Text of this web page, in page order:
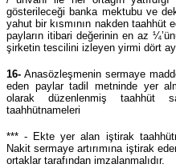
gösterileceği banka mektubu ve
yahut bir kısmının nakden taahhüt
payların itibari değerinin en az
şirketin tescilini izleyen yirmi dört
16- Anasözleşmenin sermaye
eden paylar tadil metninde yer
olarak düzenlenmiş taahhüt
taahhütnameleri
*** - Ekte yer alan iştirak
Nakit sermaye artırımına iştirak
ortaklar tarafından imzalanmalıdır.